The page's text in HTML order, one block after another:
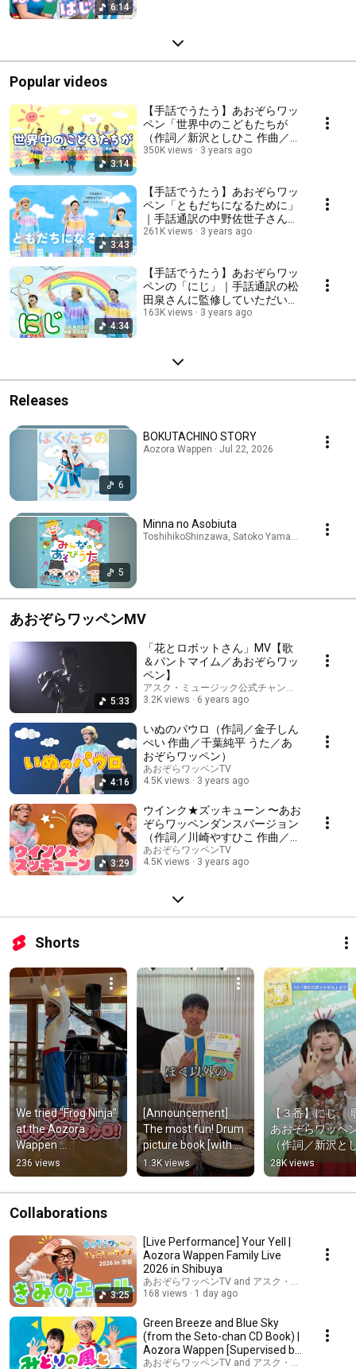
6:14
Popular videos
3:14
【手話でうたう】あおぞらワッ
ペン「世界中のこどもたちが
（作詞／新沢としひこ 作曲／中
川ひろたか 編曲／籠島裕昌）」
350K views 3 years ago
3:43
【手話でうたう】あおぞらワッ
ペン「ともだちになるために」
｜手話通訳の中野佐世子さんに
監修してもらいました！
261K views 3 years ago
4:34
【手話でうたう】あおぞらワッ
ペンの「にじ」｜手話通訳の松
田泉さんに監修していただいて
より繊細な表現になりました！
163K views 3 years ago
Releases
6
BOKUTACHINO STORY
Aozora Wappen · Jul 22, 2026
5
Minna no Asobiuta
ToshihikoShinzawa, Satoko Yamano, Asami
あおぞらワッペンMV
5:33
「花とロボットさん」MV【歌
＆パントマイム／あおぞらワッ
ペン】
アスク・ミュージック公式チャンネル
3.2K views
6 years ago
4:16
いぬのパウロ（作詞／金子しん
ぺい 作曲／千葉純平 うた／あ
おぞらワッペン）
あおぞらワッペンTV
4.5K views
3 years ago
3:29
ウインク★ズッキューン 〜あお
ぞらワッペンダンスバージョン
（作詞／川崎やすひこ 作曲／山
田リイコ うた／あおぞらワッペ
ン））
あおぞらワッペンTV
4.5K views
3 years ago
Shorts
We tried "Frog Ninja"
at the Aozora
Wappen
kindergarten live
show!
#AozoraWappen
#FrogNinja
236 views
[Announcement]
The most fun! Drum
picture book [with
songs and rokuon]
released!
#BlueSkyPatch
1.3K views
【３番】にじ　
あおぞらワッペ
（作詞／新沢と
こ 作曲／中川ひ
か 編曲／籠島裕
〈CD『花とロボ
28K views
Collaborations
3:25
[Live Performance] Your Yell |
Aozora Wappen Family Live
2026 in Shibuya
あおぞらワッペンTV and アスク・ミュージック
168 views
1 day ago
Green Breeze and Blue Sky
(from the Seto-chan CD Book) |
Aozora Wappen [Supervised by
Akemi Fujiw...
あおぞらワッペンTV and アスク・ミュージック